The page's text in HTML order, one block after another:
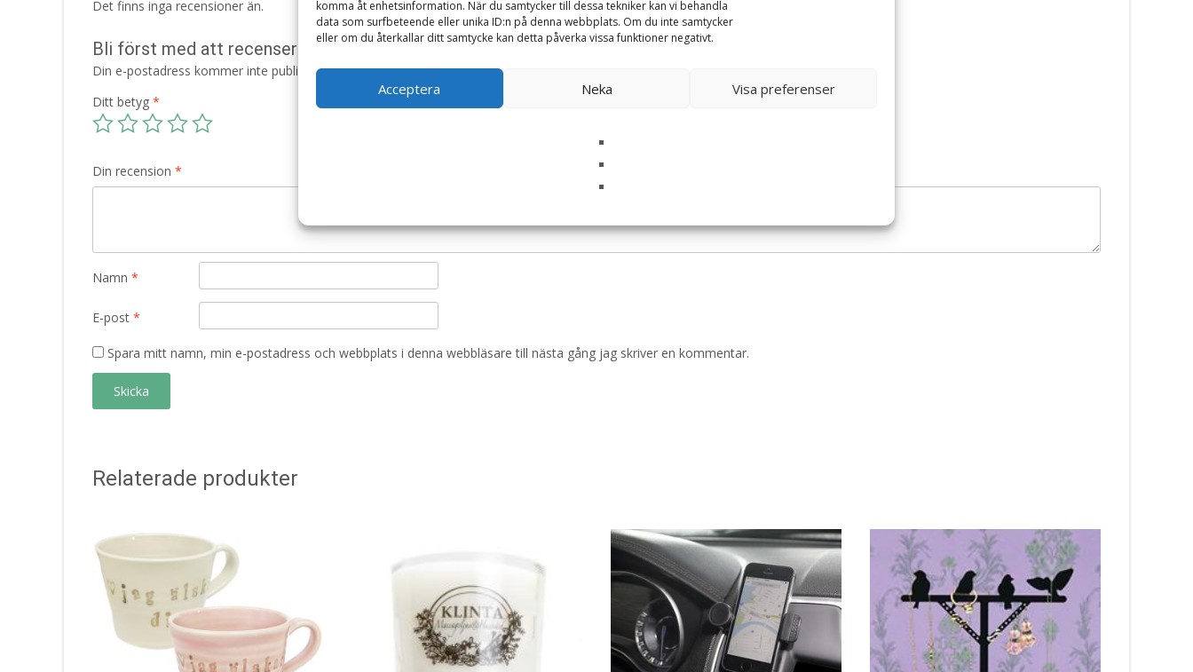
komma åt enhetsinformation. När du samtycker till dessa tekniker kan vi behandla
data som surfbeteende eller unika ID:n på denna webbplats. Om du inte samtycker
eller om du återkallar ditt samtycke kan detta påverka vissa funktioner negativt.
Acceptera Neka Visa preferenser
Det finns inga recensioner än.
Bli först med att recensera ”*FÖRBOKAS* Ljuslykta Kram – Majas lyktor/ Barncancerfonden”
Din e-postadress kommer inte publiceras. Obligatoriska fält är märkta*
Ditt betyg *
Din recension *
Namn *
E-post *
Spara mitt namn, min e-postadress och webbplats i denna webbläsare till nästa gång jag skriver en kommentar.
Relaterade produkter